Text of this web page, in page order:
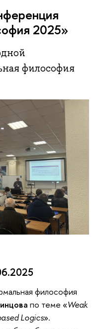
2025»
философия
философия
по теме «Weak
Logics».